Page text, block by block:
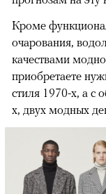
Кроме
очарования,
качествами
приобретаете
стиля 1970-х, а
х, двух модных